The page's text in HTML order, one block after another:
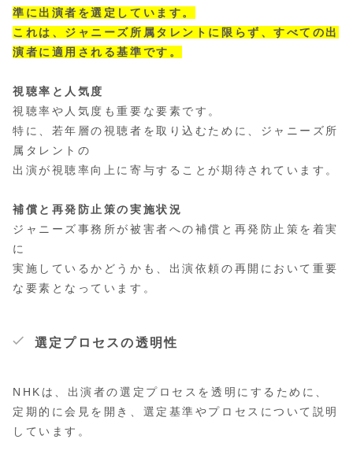
準に出演者を選定しています。
これは、ジャニーズ所属タレントに限らず、すべての出
演者に適用される基準です。
視聴率と人気度
視聴率や人気度も重要な要素です。
特に、若年層の視聴者を取り込むために、ジャニーズ所
属タレントの
出演が視聴率向上に寄与することが期待されています。
補償と再発防止策の実施状況
ジャニーズ事務所が被害者への補償と再発防止策を着実
に
実施しているかどうかも、出演依頼の再開において重要
な要素となっています。
選定プロセスの透明性
NHKは、出演者の選定プロセスを透明にするために、
定期的に会見を開き、選定基準やプロセスについて説明
しています。